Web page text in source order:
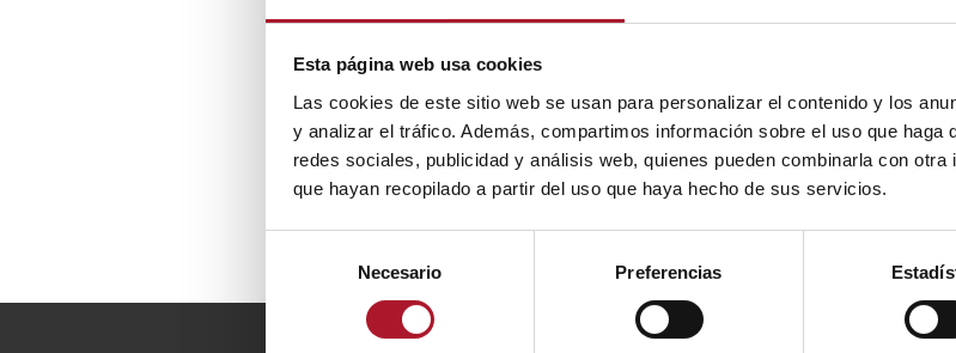
Esta página web usa cookies
Las cookies de este sitio web se usan para personalizar el contenido y los
y analizar el tráfico. Además, compartimos información sobre el uso que haga
redes sociales, publicidad y análisis web, quienes pueden combinarla con
que hayan recopilado a partir del uso que haya hecho de sus servicios.
consentimiento
Necesario Preferencias
1 2 3 4
Todos los derechos reservados © IO